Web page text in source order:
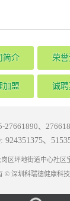
简介 荣
加盟 诚
27661890、
924351375、
区坪地街道中心社区
© 深圳科瑞德健康科